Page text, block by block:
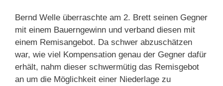
Bernd Welle überraschte am 2. Brett seinen Gegner
mit einem Bauerngewinn und verband diesen mit
einem Remisangebot. Da schwer abzuschätzen
war, wie viel Kompensation genau der Gegner dafür
erhält, nahm dieser schwermütig das Remisgebot
an um die Möglichkeit einer Niederlage zu